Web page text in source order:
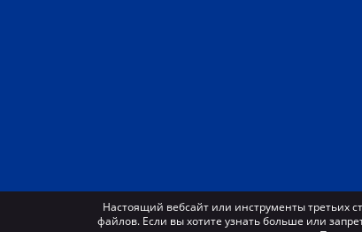
Настоящий вебсайт или инструменты третьих
файлов. Если вы хотите узнать больше или